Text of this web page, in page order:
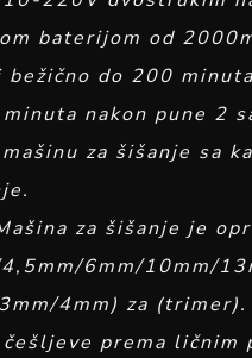
baterijom od
do 200
nakon pune 2
za šišanje sa
za šišanje je
6mm/10mm/
4mm) za
prema ličnim